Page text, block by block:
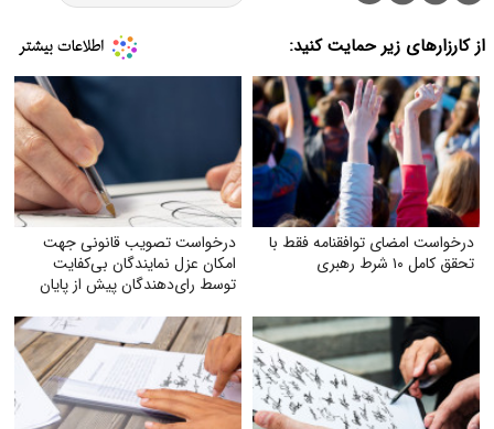
از کارزارهای زیر حمایت کنید:
درخواست امضای توافقنامه فقط با
تحقق کامل ۱۰ شرط رهبری
درخواست تصویب قانونی جهت
امکان عزل نمایندگان بی‌کفایت
توسط رای‌دهندگان پیش از پایان